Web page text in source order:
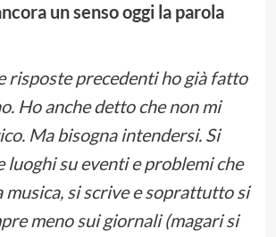
un senso oggi la parola
risposte precedenti ho già fatto
Ho anche detto che non mi
Ma bisogna intendersi. Si
luoghi su eventi e problemi che
musica, si scrive e soprattutto si
meno sui giornali (magari si